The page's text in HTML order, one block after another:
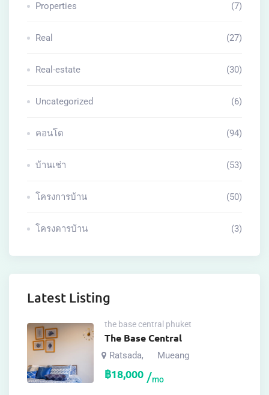
Properties (7)
Real (27)
Real-estate (30)
Uncategorized (6)
คอนโด (94)
บ้านเช่า (53)
โครงการบ้าน (50)
โครงดารบ้าน (3)
Latest Listing
the base central phuket
The Base Central
Ratsada, Mueang
฿18,000 mo